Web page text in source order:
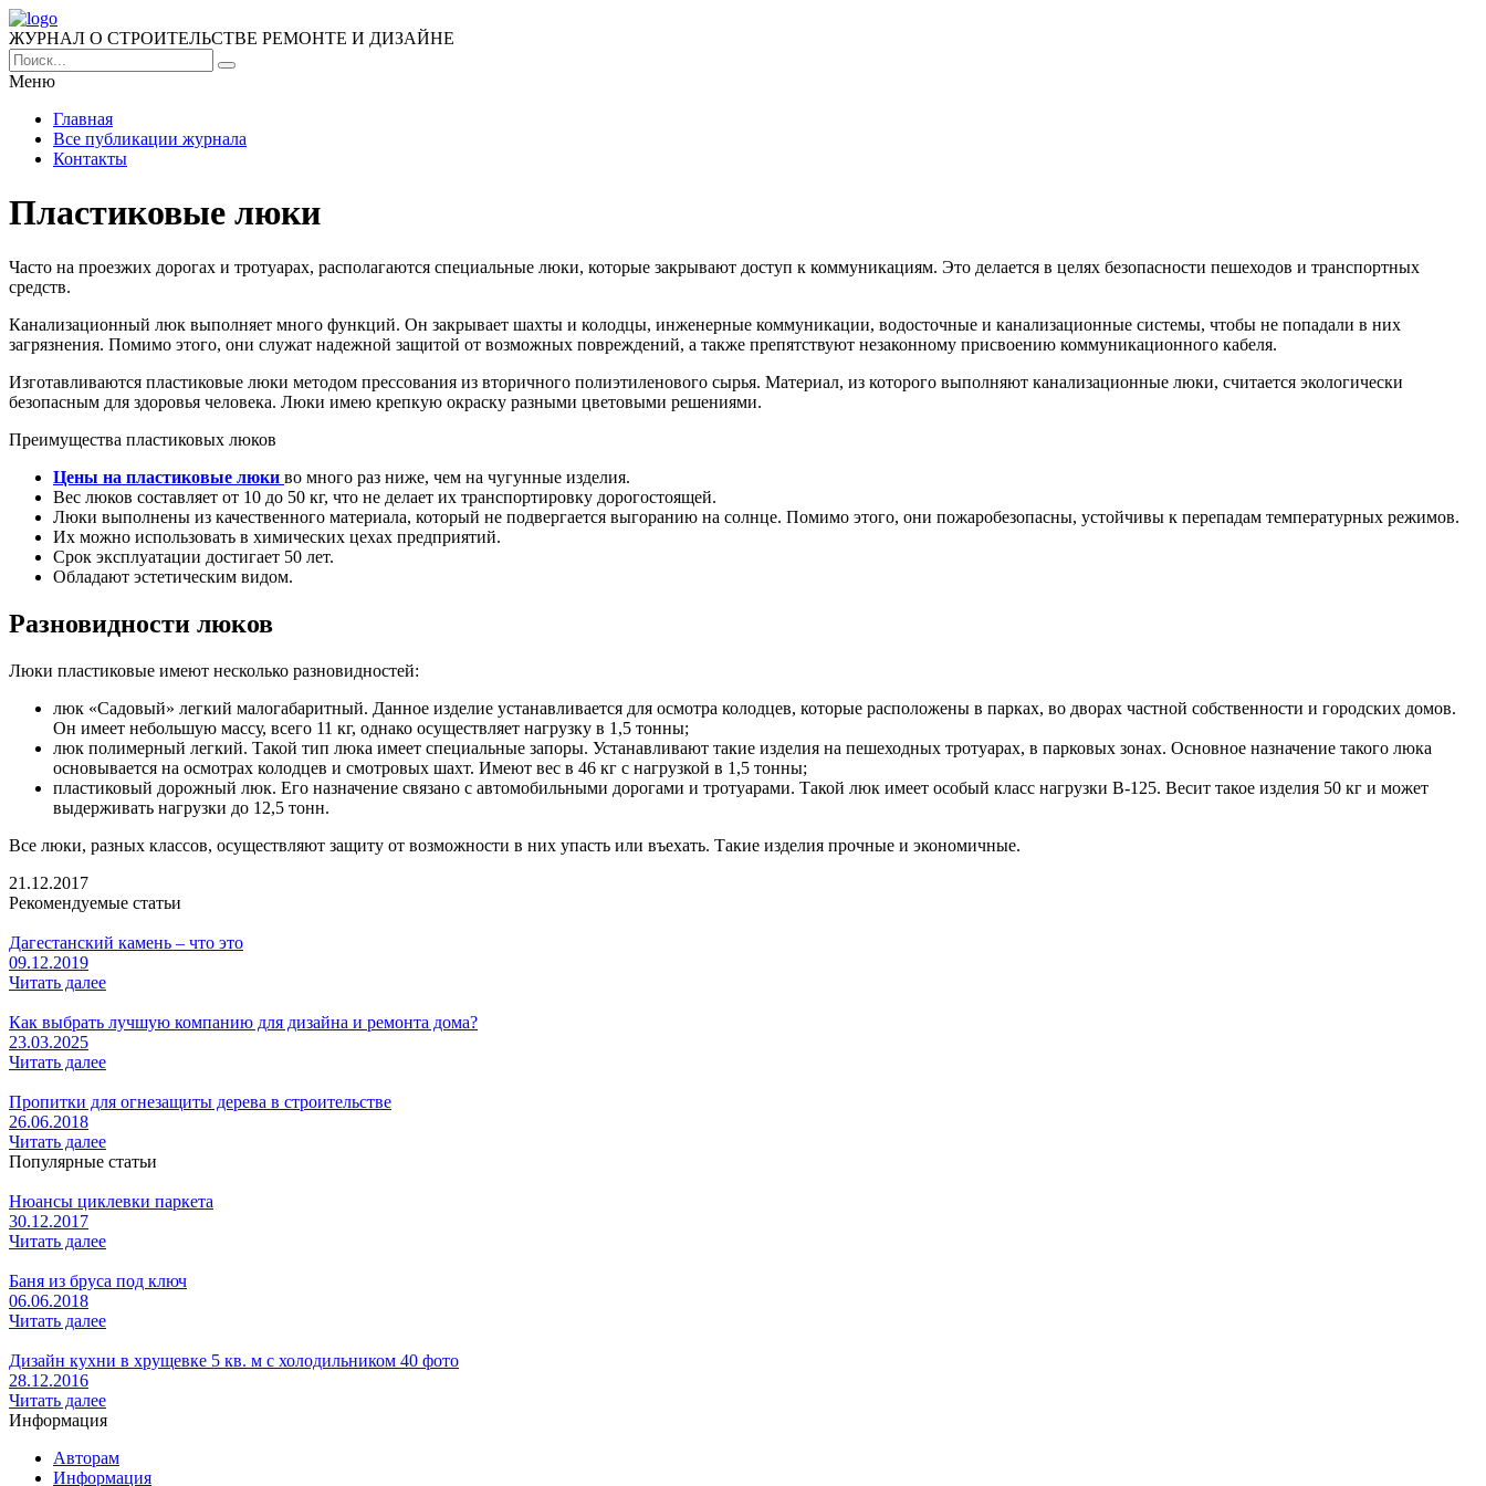
ЖУРНАЛ О СТРОИТЕЛЬСТВЕ РЕМОНТЕ И ДИЗАЙНЕ
Меню
Главная
Все публикации журнала
Контакты
Пластиковые люки
Часто на проезжих дорогах и тротуарах, располагаются специальные люки, которые закрывают доступ к коммуникациям. Это делается в целях безопасности пешеходов и транспортных
средств.
Канализационный люк выполняет много функций. Он закрывает шахты и колодцы, инженерные коммуникации, водосточные и канализационные системы, чтобы не попадали в них
загрязнения. Помимо этого, они служат надежной защитой от возможных повреждений, а также препятствуют незаконному присвоению коммуникационного кабеля.
Изготавливаются пластиковые люки методом прессования из вторичного полиэтиленового сырья. Материал, из которого выполняют канализационные люки, считается экологически
безопасным для здоровья человека. Люки имею крепкую окраску разными цветовыми решениями.
Преимущества пластиковых люков
Цены на пластиковые люки во много раз ниже, чем на чугунные изделия.
Вес люков составляет от 10 до 50 кг, что не делает их транспортировку дорогостоящей.
Люки выполнены из качественного материала, который не подвергается выгоранию на солнце. Помимо этого, они пожаробезопасны, устойчивы к перепадам температурных режимов.
Их можно использовать в химических цехах предприятий.
Срок эксплуатации достигает 50 лет.
Обладают эстетическим видом.
Разновидности люков
Люки пластиковые имеют несколько разновидностей:
люк «Садовый» легкий малогабаритный. Данное изделие устанавливается для осмотра колодцев, которые расположены в парках, во дворах частной собственности и городских домов.
Он имеет небольшую массу, всего 11 кг, однако осуществляет нагрузку в 1,5 тонны;
люк полимерный легкий. Такой тип люка имеет специальные запоры. Устанавливают такие изделия на пешеходных тротуарах, в парковых зонах. Основное назначение такого люка
основывается на осмотрах колодцев и смотровых шахт. Имеют вес в 46 кг с нагрузкой в 1,5 тонны;
пластиковый дорожный люк. Его назначение связано с автомобильными дорогами и тротуарами. Такой люк имеет особый класс нагрузки В-125. Весит такое изделия 50 кг и может
выдерживать нагрузки до 12,5 тонн.
Все люки, разных классов, осуществляют защиту от возможности в них упасть или въехать. Такие изделия прочные и экономичные.
21.12.2017
Рекомендуемые статьи
Дагестанский камень – что это
09.12.2019
Читать далее
Как выбрать лучшую компанию для дизайна и ремонта дома?
23.03.2025
Читать далее
Пропитки для огнезащиты дерева в строительстве
26.06.2018
Читать далее
Популярные статьи
Нюансы циклевки паркета
30.12.2017
Читать далее
Баня из бруса под ключ
06.06.2018
Читать далее
Дизайн кухни в хрущевке 5 кв. м с холодильником 40 фото
28.12.2016
Читать далее
Информация
Авторам
Информация